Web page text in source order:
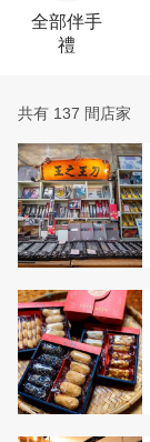
全部伴手
禮
共有 137 間店家